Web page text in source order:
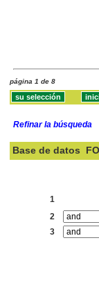
página 1 de 8
Refinar la búsqueda
Base de datos
1
2
3